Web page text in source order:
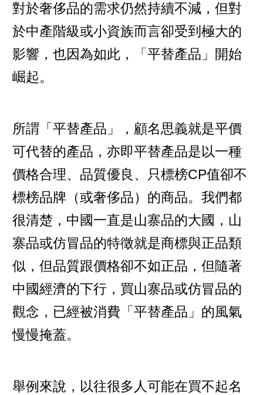
對於奢侈品的需求仍然持續不減，但對
於中產階級或小資族而言卻受到極大的
影響，也因為如此，「平替產品」開始
崛起。
所謂「平替產品」，顧名思義就是平價
可代替的產品，亦即平替產品是以一種
價格合理、品質優良、只標榜CP值卻不
標榜品牌（或奢侈品）的商品。我們都
很清楚，中國一直是山寨品的大國，山
寨品或仿冒品的特徵就是商標與正品類
似，但品質跟價格卻不如正品，但隨著
中國經濟的下行，買山寨品或仿冒品的
觀念，已經被消費「平替產品」的風氣
慢慢掩蓋。
舉例來說，以往很多人可能在買不起名